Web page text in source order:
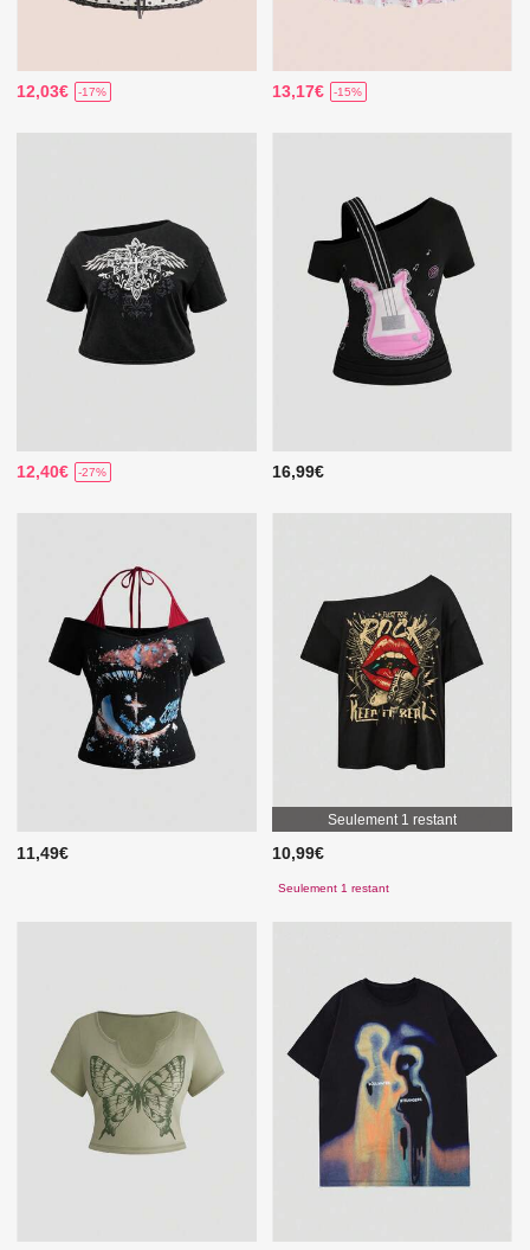
12,03€ -17% 13,17€ -15%
12,40€ -27% 16,99€
11,49€
Seulement 1 restant
10,99€
Seulement 1 restant